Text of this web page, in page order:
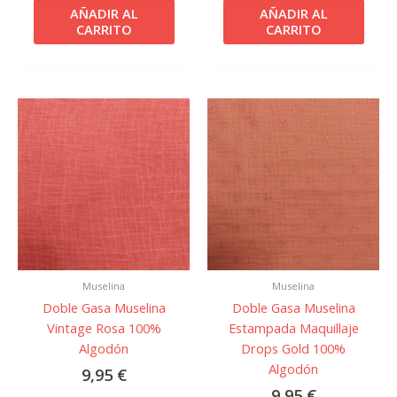
AÑADIR AL
CARRITO
AÑADIR AL
CARRITO
Muselina
Doble Gasa Muselina
Vintage Rosa 100%
Algodón
9,95 €
Muselina
Doble Gasa Muselina
Estampada Maquillaje
Drops Gold 100%
Algodón